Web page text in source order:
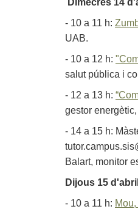
Dimecres 14
- 10 a 11 h:
UAB.
- 10 a 12 h:
salut pública i
- 12 a 13 h:
gestor
- 14 a 15 h:
Balart, monitor
Dijous 15 d'abril
- 10 a 11 h: